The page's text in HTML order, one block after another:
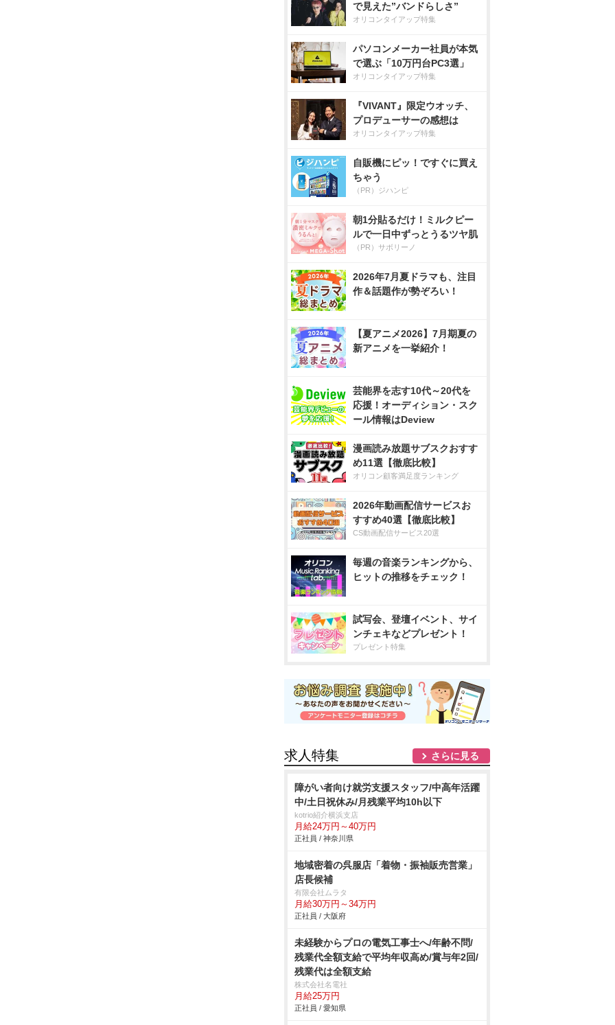
で見えた”バンドらしさ”
オリコンタイアップ特集
パソコンメーカー社員が本気
で選ぶ「10万円台PC3選」
オリコンタイアップ特集
『VIVANT』限定ウオッチ、
プロデューサーの感想は
オリコンタイアップ特集
自販機にピッ！ですぐに買え
ちゃう
（PR）ジハンピ
朝1分貼るだけ！ミルクピー
ルで一日中ずっとうるツヤ肌
（PR）サボリーノ
2026年7月夏ドラマも、注目
作＆話題作が勢ぞろい！
【夏アニメ2026】7月期夏の
新アニメを一挙紹介！
芸能界を志す10代～20代を
応援！オーディション・スク
ール情報はDeview
漫画読み放題サブスクおすす
め11選【徹底比較】
オリコン顧客満足度ランキング
2026年動画配信サービスお
すすめ40選【徹底比較】
CS動画配信サービス20選
毎週の音楽ランキングから、
ヒットの推移をチェック！
試写会、登壇イベント、サイ
ンチェキなどプレゼント！
プレゼント特集
求人特集 さらに見る
障がい者向け就労支援スタッフ/中高年活躍
中/土日祝休み/月残業平均10h以下
kotrio紹介横浜支店
月給24万円～40万円
正社員 / 神奈川県
地域密着の呉服店「着物・振袖販売営業」
店長候補
有限会社ムラタ
月給30万円～34万円
正社員 / 大阪府
未経験からプロの電気工事士へ/年齢不問/
残業代全額支給で平均年収高め/賞与年2回/
残業代は全額支給
株式会社名電社
月給25万円
正社員 / 愛知県